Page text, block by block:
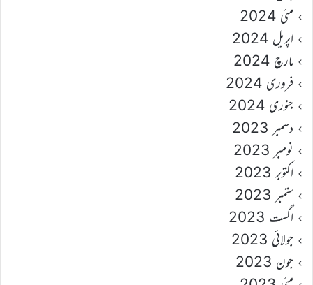
مئی 2024
اپریل 2024
مارچ 2024
فروری 2024
جنوری 2024
دسمبر 2023
نومبر 2023
اکتوبر 2023
ستمبر 2023
اگست 2023
جولائی 2023
جون 2023